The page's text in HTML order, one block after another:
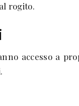
rogito.
accesso a